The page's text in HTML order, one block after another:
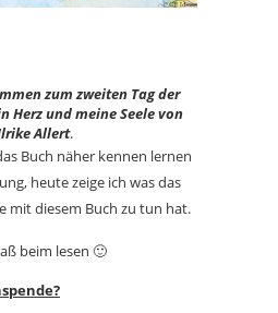
zum zweiten Tag der
Herz und meine Seele von
Allert.
Buch näher kennen lernen
heute zeige ich was das
mit diesem Buch zu tun hat.
beim lesen 🙂